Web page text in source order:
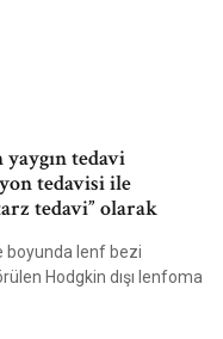
tedavi
tedavisi ile
tedavi” olarak
boyunda lenf bezi
Hodgkin dışı lenfoma